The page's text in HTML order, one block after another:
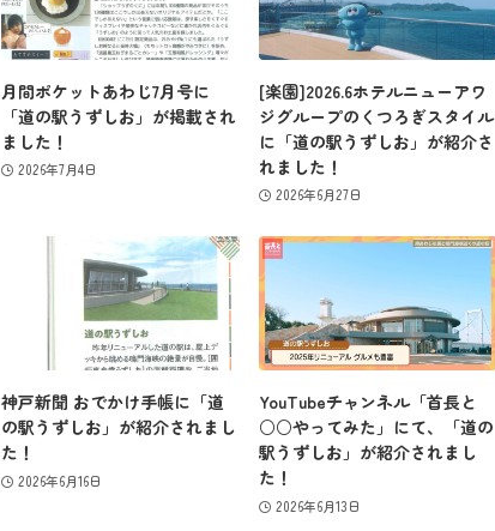
月間ポケットあわじ7月号に
「道の駅うずしお」が掲載され
ました！
2026年7月4日
[楽園]2026.6ホテルニューアワ
ジグループのくつろぎスタイル
に「道の駅うずしお」が紹介さ
れました！
2026年6月27日
神戸新聞 おでかけ手帳に「道
の駅うずしお」が紹介されまし
た！
2026年6月16日
YouTubeチャンネル「首長と
○○やってみた」にて、「道の
駅うずしお」が紹介されまし
た！
2026年6月13日